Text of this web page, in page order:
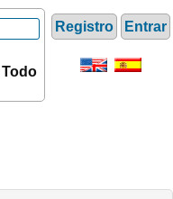
Registro Entrar
Todo